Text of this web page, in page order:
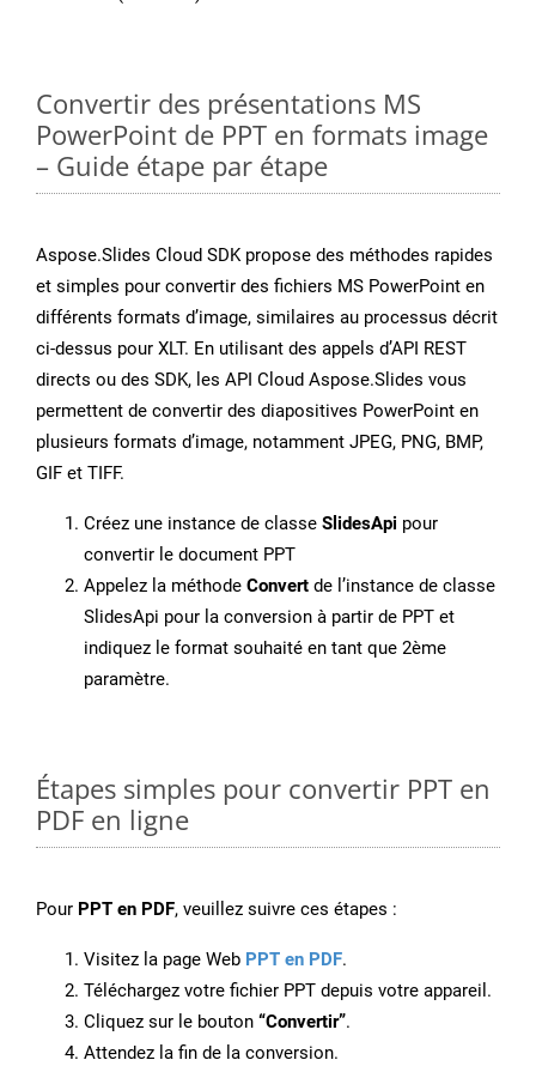
Convertir des présentations MS
PowerPoint de PPT en formats image
– Guide étape par étape
Aspose.Slides Cloud SDK propose des méthodes rapides
et simples pour convertir des fichiers MS PowerPoint en
différents formats d’image, similaires au processus décrit
ci-dessus pour XLT. En utilisant des appels d’API REST
directs ou des SDK, les API Cloud Aspose.Slides vous
permettent de convertir des diapositives PowerPoint en
plusieurs formats d’image, notamment JPEG, PNG, BMP,
GIF et TIFF.
Créez une instance de classe SlidesApi pour
convertir le document PPT
Appelez la méthode Convert de l’instance de classe
SlidesApi pour la conversion à partir de PPT et
indiquez le format souhaité en tant que 2ème
paramètre.
Étapes simples pour convertir PPT en
PDF en ligne
Pour PPT en PDF, veuillez suivre ces étapes :
Visitez la page Web PPT en PDF.
Téléchargez votre fichier PPT depuis votre appareil.
Cliquez sur le bouton “Convertir”.
Attendez la fin de la conversion.